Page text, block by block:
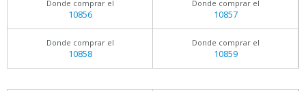
Donde comprar el
10856
Donde comprar el
10857
Donde comprar el
10858
Donde comprar el
10859